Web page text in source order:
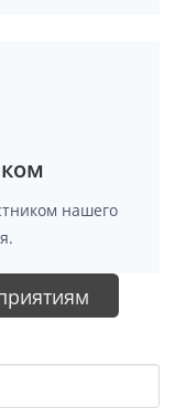
нашего